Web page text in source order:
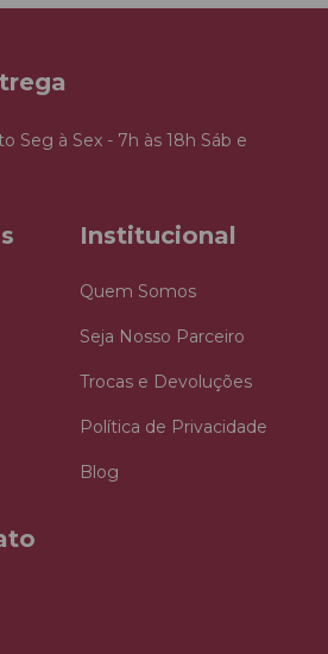
Seg à Sex - 7h às 18h Sáb e
Institucional
Quem Somos
Seja Nosso Parceiro
Trocas e Devoluções
Política de Privacidade
Blog